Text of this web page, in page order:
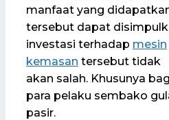
manfaat yang
tersebut dapat
investasi terhadap mesin
kemasan tersebut tidak
akan salah. Khusunya
para pelaku sembako
pasir.